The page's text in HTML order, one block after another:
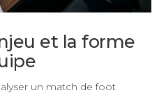
et la forme
un match de foot